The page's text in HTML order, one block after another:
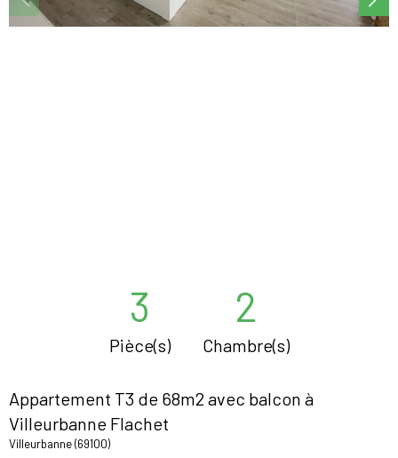
3
Pièce(s)
2
Chambre(s)
Appartement T3 de 68m2 avec balcon à
Villeurbanne Flachet
Villeurbanne (69100)